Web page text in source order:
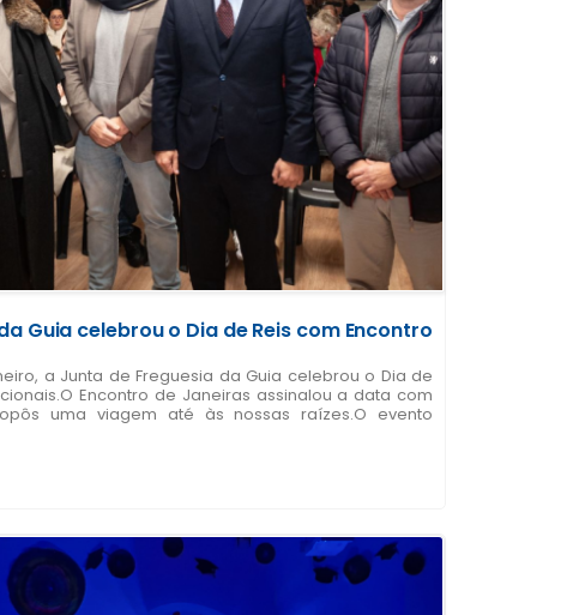
Guia celebrou o Dia de Reis com Encontro
a Junta de Freguesia da Guia celebrou o Dia de
Encontro de Janeiras assinalou a data com
uma viagem até às nossas raízes.O evento